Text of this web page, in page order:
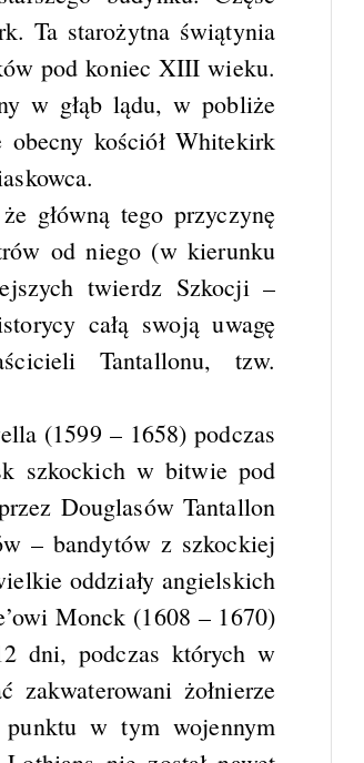
Ta starożytna świątynia
pod koniec XIII wieku.
w głąb lądu, w pobliże
kościół Whitekirk
główną tego przyczynę
od niego (w kierunku
twierdz Szkocji –
całą swoją uwagę
Tantallonu, tzw.
(1599 – 1658) podczas
szkockich w bitwie pod
Douglasów Tantallon
– bandytów z szkockiej
oddziały angielskich
Monck (1608 – 1670)
dni, podczas których w
żołnierze
punktu w tym wojennym